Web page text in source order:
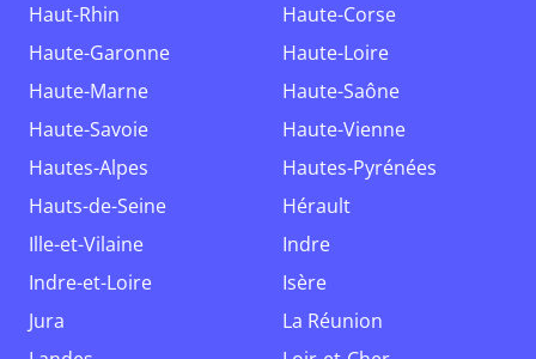
Haut-Rhin
Haute-Corse
Haute-Garonne
Haute-Loire
Haute-Marne
Haute-Saône
Haute-Savoie
Haute-Vienne
Hautes-Alpes
Hautes-Pyrénées
Hauts-de-Seine
Hérault
Ille-et-Vilaine
Indre
Indre-et-Loire
Isère
Jura
La Réunion